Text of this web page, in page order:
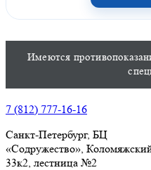
Имеются
7 (812) 777-16-16
Санкт-Петербург, БЦ
«Содружество»,
33к2, лестница №2